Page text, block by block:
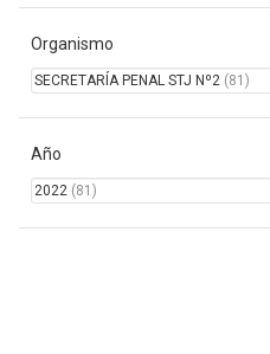
Organismo
SECRETARÍA PENAL STJ Nº2 (81)
Año
2022 (81)